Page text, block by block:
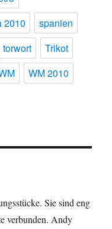
2010
spanien
torwort
Trikot
WM 2010
Sie sind eng
verbunden. Andy